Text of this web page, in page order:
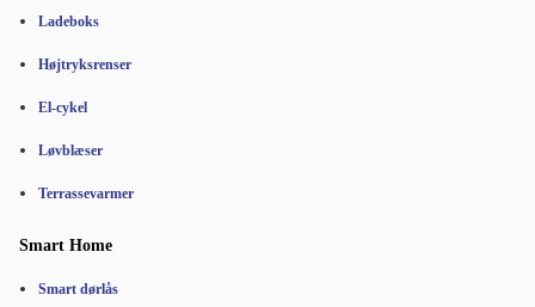
Ladeboks
Højtryksrenser
El-cykel
Løvblæser
Terrassevarmer
Smart Home
Smart dørlås